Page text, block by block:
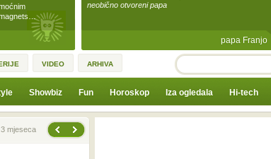
neobično otvoreni papa
papa Franjo
VIDEO ARHIVA TRAŽI
Showbiz Fun Horoskop Iza ogledala Hi-tech
mjeseca